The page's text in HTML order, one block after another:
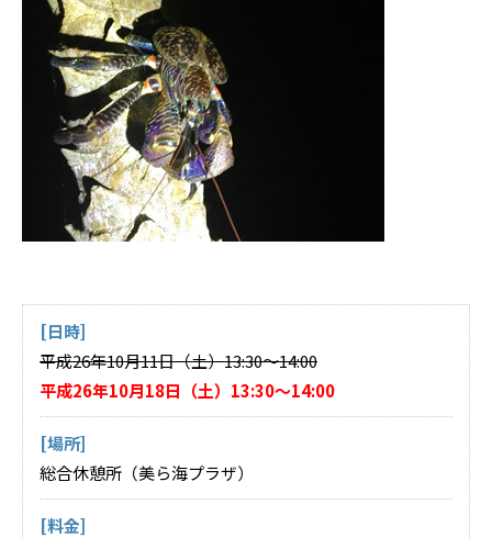
[日時]
平成26年10月11日（土）13:30～14:00
平成26年10月18日（土）13:30～14:00
[場所]
総合休憩所（美ら海プラザ）
[料金]